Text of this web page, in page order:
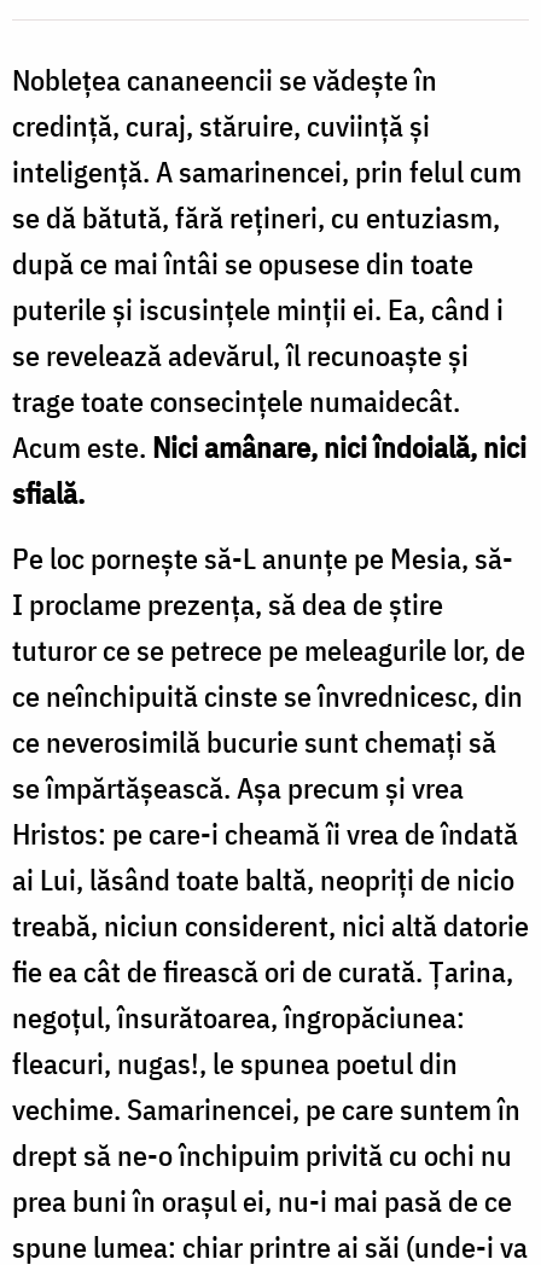
să-
L
mărturisești
Hristos
/
Foto:
Oana
Nechifor
Noblețea cananeencii se vădește în
credință, curaj, stăruire, cuviință și
inteligență. A samarinencei, prin felul cum
se dă bătută, fără rețineri, cu entuziasm,
după ce mai întâi se opusese din toate
puterile și iscusințele minții ei. Ea, când i
se revelează adevărul, îl recunoaște și
trage toate consecințele numaidecât.
Acum este. Nici amânare, nici îndoială, nici
sfială.
Pe loc pornește să-L anunțe pe Mesia, să-
I proclame prezența, să dea de știre
tuturor ce se petrece pe meleagurile lor, de
ce neînchipuită cinste se învrednicesc, din
ce neverosimilă bucurie sunt chemați să
se împărtășească. Așa precum și vrea
Hristos: pe care-i cheamă îi vrea de îndată
ai Lui, lăsând toate baltă, neopriți de nicio
treabă, niciun considerent, nici altă datorie
fie ea cât de firească ori de curată. Țarina,
negoțul, însurătoarea, îngropăciunea:
fleacuri, nugas!, le spunea poetul din
vechime. Samarinencei, pe care suntem în
drept să ne-o închipuim privită cu ochi nu
prea buni în orașul ei, nu-i mai pasă de ce
spune lumea: chiar printre ai săi (unde-i va